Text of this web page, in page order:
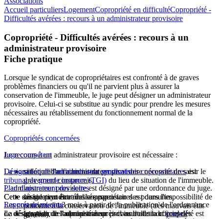
Accueil particuliersLogementCopropriété en difficultéCopropriété -
Difficultés avérées : recours à un administrateur provisoire
Copropriété - Difficultés avérées : recours à un
administrateur provisoire
Fiche pratique
Lorsque le syndicat de copropriétaires est confronté à de graves
problèmes financiers ou qu'il ne parvient plus à assurer la
conservation de l'immeuble, le juge peut désigner un administrateur
provisoire. Celui-ci se substitue au syndic pour prendre les mesures
nécessaires au rétablissement du fonctionnement normal de la
copropriété.
Copropriétés concernées
Le recours à un administrateur provisoire est nécessaire :
si l'équilibre financier dusyndicat des copropriétairesest
gravement compromis,
ou si le syndicat des copropriétaires est dans l'impossibilité de
pourvoir à la conservation de l'immeuble (très mauvais état
général).
Juge compétent
La nomination d'un administrateur provisoire nécessite de saisir le
tribunal de grande instance (TGI) du lieu de situation de l'immeuble.
Cette saisine peut être réalisée par :
le syndic de copropriété après consultation duconseil
Désignation de l'administrateur provisoire
L'administrateur provisoire est désigné par une ordonnance du juge.
Cette désignation entraîne la suspension des poursuites.
La désignation de l'administrateur provisoire de la copropriété est
Plan d'apurement des dettes
Les créanciers ont 3 mois à partir de la publication de l'ordonnance
de désignation de l'administrateur civil au bulletin officiel des
Rapport de mission